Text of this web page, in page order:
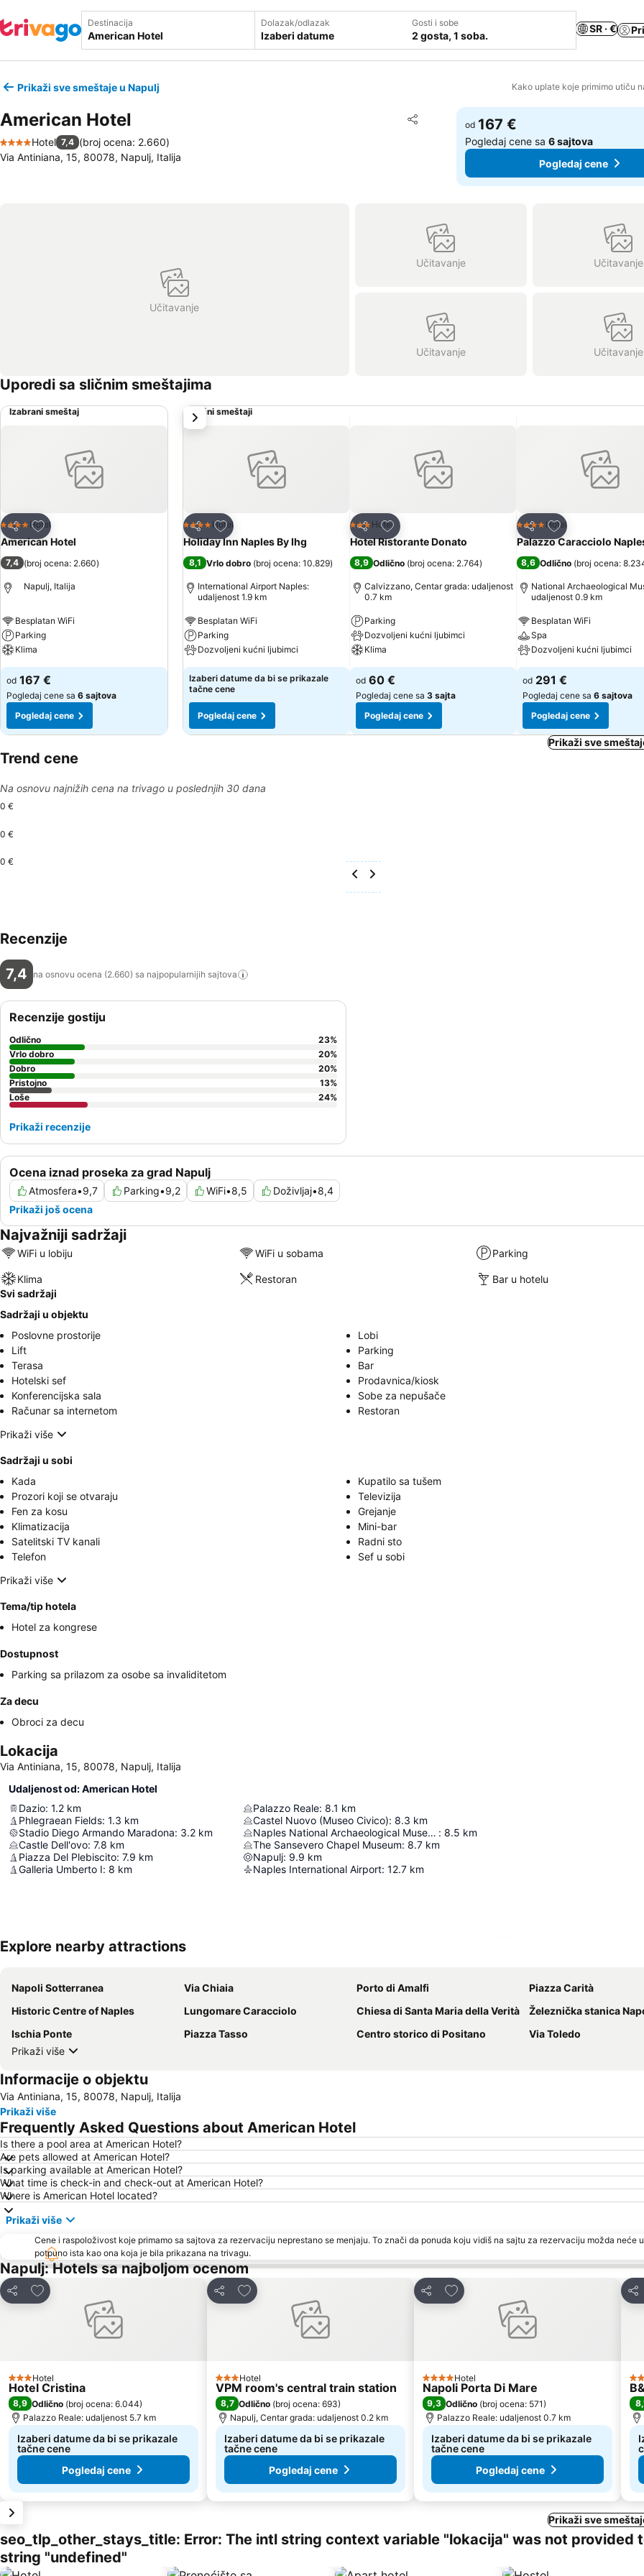
Destinacija Dolazak/odlazak
Izaberi datume
Gosti i sobe
2 gosta, 1 soba.
SR · €
Prikaži sve smeštaje u Napulj Kako uplate koje primimo utiču
American Hotel Deli
Dodati u favorite
4 Zvezdice
Hotel 7,4 (broj ocena: 2.660)
Via Antiniana, 15, 80078, Napulj, Italija
od 167 €
Pogledaj cene sa6 sajtova
Pogledaj cene
Učitavanje
Učitavanje Učitavanje
Učitavanje Učitavanje
Uporedi sa sličnim smeštajima
Izabrani smeštaj
Deli
Dodati u favorite
4 Zvezdice
Hotel
American Hotel
7,4 (broj ocena: 2.660)
Napulj, Italija
Besplatan WiFi
Parking
Klima
od 167 €
Pogledaj cene sa 6 sajtova
Pogledaj cene
Slični smeštaji
Deli
Dodati u favorite
4 Zvezdice
Hotel
Holiday Inn Naples By Ihg
8,1 Vrlo dobro (broj ocena: 10.829)
International Airport Naples:
udaljenost 1.9 km
Besplatan WiFi
Parking
Dozvoljeni kućni ljubimci
Izaberi datume da bi se prikazale
tačne cene
Pogledaj cene
Deli
Dodati u favorite
3 Zvezdice
Hotel
Hotel Ristorante Donato
8,9 Odlično (broj ocena: 2.764)
Calvizzano, Centar grada: udaljenost
0.7 km
Parking
Dozvoljeni kućni ljubimci
Klima
od 60 €
Pogledaj cene sa 3 sajta
Pogledaj cene
Deli
Dodati u favorite
4 Zvezdice
Hotel
Palazzo Caracciolo
8,6 Odlično (broj ocena:
National Archaeological
udaljenost 0.9 km
Besplatan WiFi
Spa
Dozvoljeni kućni ljubimci
od 291 €
Pogledaj cene sa 6 sajtova
Pogledaj cene
sledeće
Prikaži sve
Trend cene
Na osnovu najnižih cena na trivago u poslednjih 30 dana
0 €
0 €
0 €
Recenzije
7,4 na osnovu ocena (2.660) sa najpopularnijih sajtova
Ocena iznad proseka za grad Napulj
Atmosfera•9,7 Parking•9,2 WiFi•8,5 Doživljaj•8,4
Prikaži još ocena
Recenzije gostiju
Odlično 23%
Vrlo dobro
20%
Dobro
20%
Pristojno
13%
Loše
24%
Prikaži recenzije
Najvažniji sadržaji
WiFi u lobiju WiFi u sobama Parking
Klima Restoran
Bar u hotelu
Svi sadržaji
Sadržaji u objektu
Poslovne prostorije
Lobi
Lift
Parking
Terasa
Bar
Hotelski sef
Prodavnica/kiosk
Konferencijska sala
Sobe za nepušače
Računar sa internetom
Restoran
Prikaži više
Sadržaji u sobi
Kada
Kupatilo sa tušem
Prozori koji se otvaraju
Televizija
Fen za kosu
Grejanje
Klimatizacija
Mini-bar
Satelitski TV kanali
Radni sto
Telefon
Sef u sobi
Prikaži više
Tema/tip hotela
Hotel za kongrese
Dostupnost
Parking sa prilazom za osobe sa invaliditetom
Za decu
Obroci za decu
Lokacija
Via Antiniana, 15, 80078, Napulj, Italija
Udaljenost od: American Hotel
Dazio: 1.2 km
Phlegraean Fields: 1.3 km
Stadio Diego Armando Maradona: 3.2 km
Castle Dell'ovo: 7.8 km
Piazza Del Plebiscito: 7.9 km
Galleria Umberto I: 8 km
Palazzo Reale: 8.1 km
Castel Nuovo (Museo Civico): 8.3 km
Naples National Archaeological Museum : 8.5 km
The Sansevero Chapel Museum: 8.7 km
Napulj: 9.9 km
Naples International Airport: 12.7 km
Explore nearby attractions
Napoli Sotterranea Via Chiaia Porto di Amalfi
Piazza Carità
Historic Centre of Naples
Lungomare Caracciolo Chiesa di Santa Maria della Verità
Železnička stanica Napoli
Ischia Ponte
Piazza Tasso Centro storico di Positano
Via Toledo
Prikaži više
Informacije o objektu
Via Antiniana, 15, 80078, Napulj, Italija
Prikaži više
Frequently Asked Questions about American Hotel
Is there a pool area at American Hotel?
Are pets allowed at American Hotel?
Is parking available at American Hotel?
What time is check-in and check-out at American Hotel?
Where is American Hotel located?
Prikaži više
Cene i raspoloživost koje primamo sa sajtova za rezervaciju neprestano se menjaju. To znači da ponuda koju vidiš na sajtu za rezervaciju možda neće
potpuno ista kao ona koja je bila prikazana na trivagu.
Napulj: Hotels sa najboljom ocenom
Deli
Dodati u favorite
3 Zvezdice
Hotel
Hotel Cristina
8,9 Odlično (broj ocena: 6.044)
Palazzo Reale: udaljenost 5.7 km
Izaberi datume da bi se prikazale
tačne cene
Pogledaj cene
Deli
Dodati u favorite
3 Zvezdice
Hotel
VPM room's central train station
8,7 Odlično (broj ocena: 693)
Napulj, Centar grada: udaljenost 0.2 km
Izaberi datume da bi se prikazale
tačne cene
Pogledaj cene
Deli
Dodati u favorite
4 Zvezdice
Hotel
Napoli Porta Di Mare
9,3 Odlično (broj ocena: 571)
Palazzo Reale: udaljenost 0.7 km
Izaberi datume da bi se prikazale
tačne cene
Pogledaj cene
Deli
3
Prikaži sve
seo_tlp_other_stays_title: Error: The intl string context variable "lokacija" was not provided
string "undefined"